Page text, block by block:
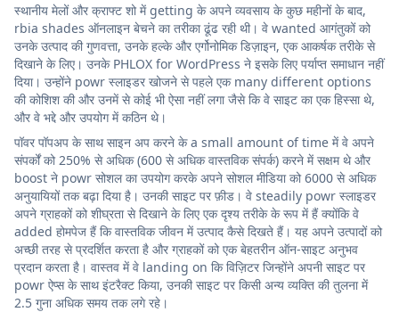
स्थानीय मेलों और क्राफ्ट शो में getting के अपने व्यवसाय के कुछ महीनों के बाद,
rbia shades ऑनलाइन बेचने का तरीका ढूंढ रही थी। वे wanted आगंतुकों को
उनके उत्पाद की गुणवत्ता, उनके हल्के और एर्गोनोमिक डिज़ाइन, एक आकर्षक तरीके से
दिखाने के लिए। उनके PHLOX for WordPress ने इसके लिए पर्याप्त समाधान नहीं
दिया। उन्होंने powr स्लाइडर खोजने से पहले एक many different options
की कोशिश की और उनमें से कोई भी ऐसा नहीं लगा जैसे कि वे साइट का एक हिस्सा थे,
और वे भद्दे और उपयोग में कठिन थे।
पॉवर पॉपअप के साथ साइन अप करने के a small amount of time में वे अपने
संपर्कों को 250% से अधिक (600 से अधिक वास्तविक संपर्क) करने में सक्षम थे और
boost ने powr सोशल का उपयोग करके अपने सोशल मीडिया को 6000 से अधिक
अनुयायियों तक बढ़ा दिया है। उनकी साइट पर फ़ीड। वे steadily powr स्लाइडर
अपने ग्राहकों को शीघ्रता से दिखाने के लिए एक दृश्य तरीके के रूप में हैं क्योंकि वे
added होमपेज हैं कि वास्तविक जीवन में उत्पाद कैसे दिखते हैं। यह अपने उत्पादों को
अच्छी तरह से प्रदर्शित करता है और ग्राहकों को एक बेहतरीन ऑन-साइट अनुभव
प्रदान करता है। वास्तव में वे landing on कि विज़िटर जिन्होंने अपनी साइट पर
powr ऐप्स के साथ इंटरैक्ट किया, उनकी साइट पर किसी अन्य व्यक्ति की तुलना में
2.5 गुना अधिक समय तक लगे रहे।